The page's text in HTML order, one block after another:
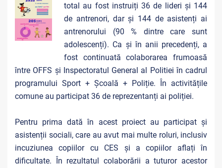
total au fost instruiți 36 de lideri și 144
de antrenori, dar și 144 de asistenți ai
antrenorului (90 % dintre care sunt
adolescenți). Ca și în anii precedenți, a
fost continuată colaborarea frumoasă
între OFFS și Inspectoratul General al Politiei în cadrul
programului Sport + Școală + Poliție. În activitățile
comune au participat 36 de reprezentanți ai poliției.
Pentru prima dată în acest proiect au participat și
asistenții sociali, care au avut mai multe roluri, inclusiv
incuziunea copiilor cu CES și a copiilor aflați în
dificultate. În rezultatul colaborării a tuturor acestor